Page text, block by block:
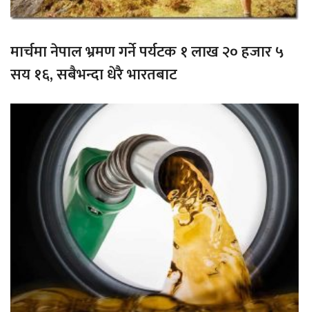
मार्चमा नेपाल भ्रमण गर्ने पर्यटक १ लाख २० हजार ५
सय १६, सबैभन्दा धेरै भारतबाट